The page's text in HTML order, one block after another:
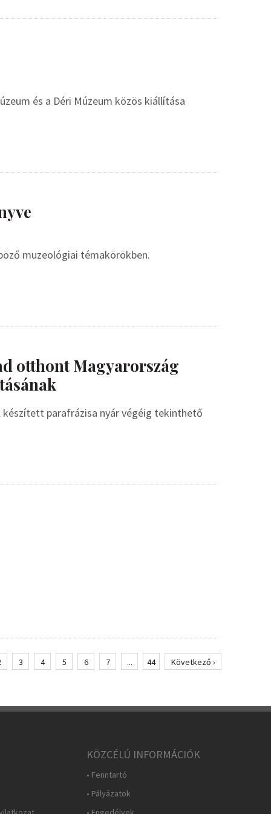
és a Déri Múzeum közös kiállítása
muzeológiai témakörökben.
otthont Magyarország
készített parafrázisa nyár végéig tekinthető
3 4 5 6 7 ... 44 Következő ›
KÖZCÉLÚ INFORMÁCIÓK
• Fenntartó
• Pályázatok